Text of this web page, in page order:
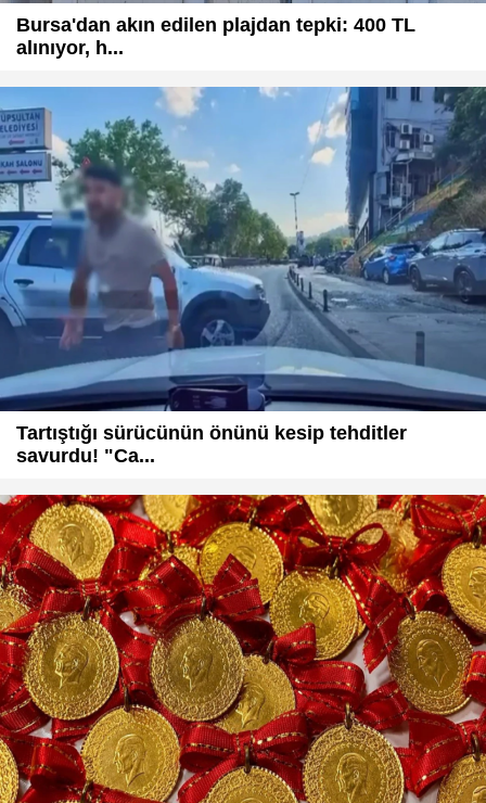
Bursa'dan akın edilen plajdan tepki: 400 TL
alınıyor, h...
Tartıştığı sürücünün önünü kesip tehditler
savurdu! "Ca...